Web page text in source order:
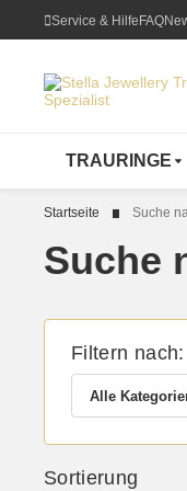
Service & HilfeFAQ
TRAURINGE
Startseite Suche
Suche
Filtern nach:
Alle
Sortierung